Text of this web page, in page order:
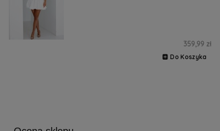
359,99 zł
Do Koszyka